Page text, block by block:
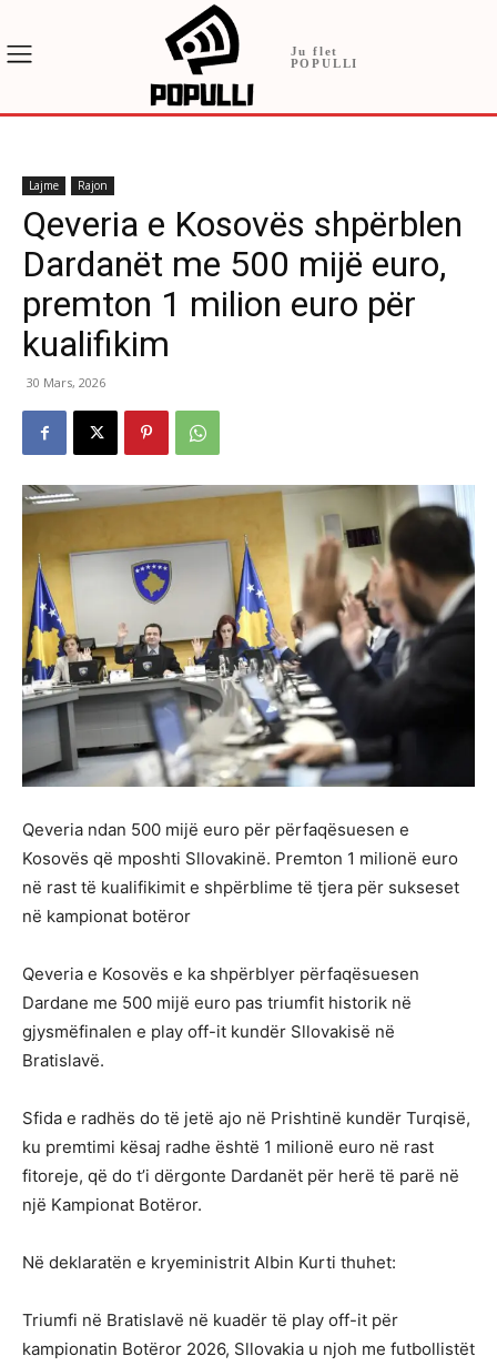
Ju flet
POPULLI
Lajme Rajon
Qeveria e Kosovës shpërblen
Dardanët me 500 mijë euro,
premton 1 milion euro për
kualifikim
30 Mars, 2026
Qeveria ndan 500 mijë euro për përfaqësuesen e
Kosovës që mposhti Sllovakinë. Premton 1 milionë euro
në rast të kualifikimit e shpërblime të tjera për sukseset
në kampionat botëror
Qeveria e Kosovës e ka shpërblyer përfaqësuesen
Dardane me 500 mijë euro pas triumfit historik në
gjysmëfinalen e play off-it kundër Sllovakisë në
Bratislavë.
Sfida e radhës do të jetë ajo në Prishtinë kundër Turqisë,
ku premtimi kësaj radhe është 1 milionë euro në rast
fitoreje, që do t’i dërgonte Dardanët për herë të parë në
një Kampionat Botëror.
Në deklaratën e kryeministrit Albin Kurti thuhet:
Triumfi në Bratislavë në kuadër të play off-it për
kampionatin Botëror 2026, Sllovakia u njoh me futbollistët